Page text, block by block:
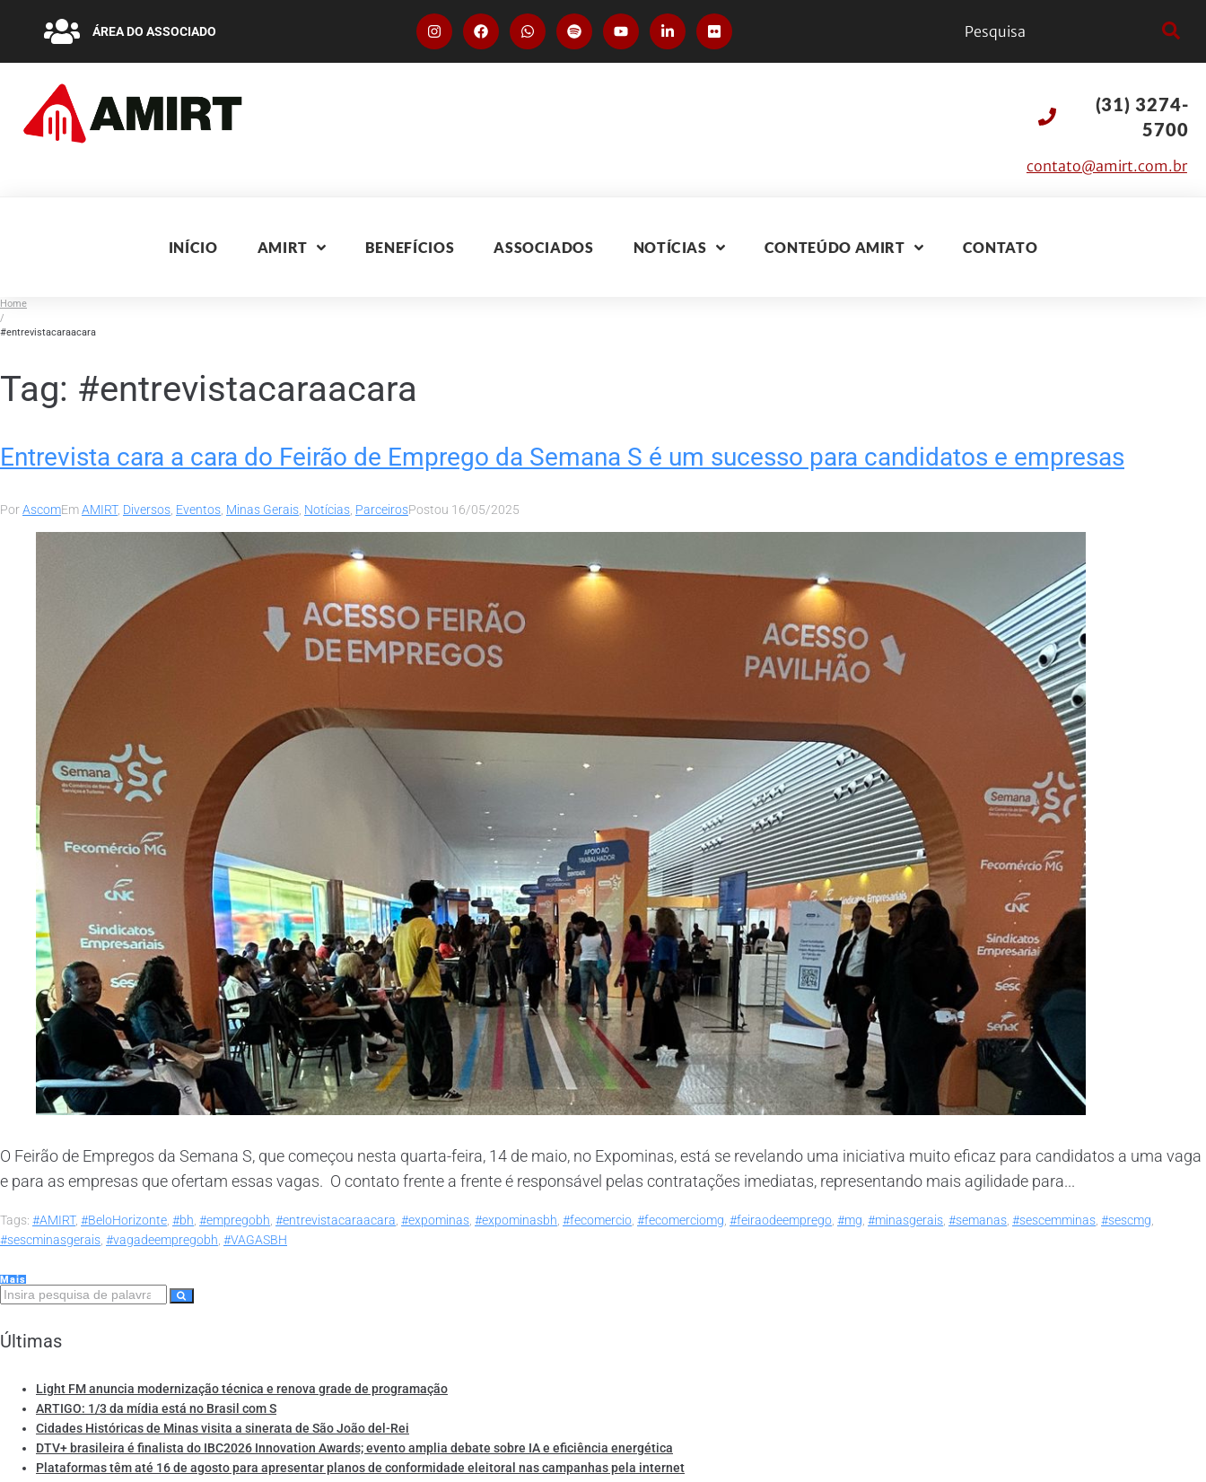
ÁREA DO ASSOCIADO
(31) 3274-
5700
contato@amirt.com.br
INÍCIO AMIRT BENEFÍCIOS ASSOCIADOS NOTÍCIAS CONTEÚDO AMIRT CONTATO
Home
/
#entrevistacaraacara
Tag: #entrevistacaraacara
Entrevista cara a cara do Feirão de Emprego da Semana S é um sucesso para candidatos e empresas
PorAscomEmAMIRT, Diversos Eventos Minas Gerais Notícias ParceirosPostou 16/05/2025
O Feirão de Empregos da Semana S, que começou nesta quarta-feira, 14 de maio, no Expominas, está se revelando uma iniciativa muito eficaz para candidatos a uma vaga
e para as empresas que ofertam essas vagas. O contato frente a frente é responsável pelas contratações imediatas, representando mais agilidade para...
Tags: #AMIRT, #BeloHorizonte #bh #empregobh #entrevistacaraacara #expominas #expominasbh #fecomercio #fecomerciomg #feiraodeemprego #mg #minasgerais #semanas #sescemminas #sescmg
#sescminasgerais #vagadeempregobh #VAGASBH
Mais
Últimas
Light FM anuncia modernização técnica e renova grade de programação
ARTIGO: 1/3 da mídia está no Brasil com S
Cidades Históricas de Minas visita a sinerata de São João del-Rei
DTV+ brasileira é finalista do IBC2026 Innovation Awards; evento amplia debate sobre IA e eficiência energética
Plataformas têm até 16 de agosto para apresentar planos de conformidade eleitoral nas campanhas pela internet